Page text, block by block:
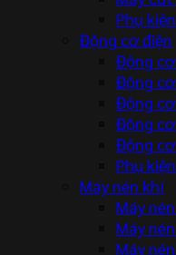
Phụ
Động cơ điện
Động
Động cơ
Động
Động
Động
Phụ
Máy nén khí
Máy
Máy
Máy